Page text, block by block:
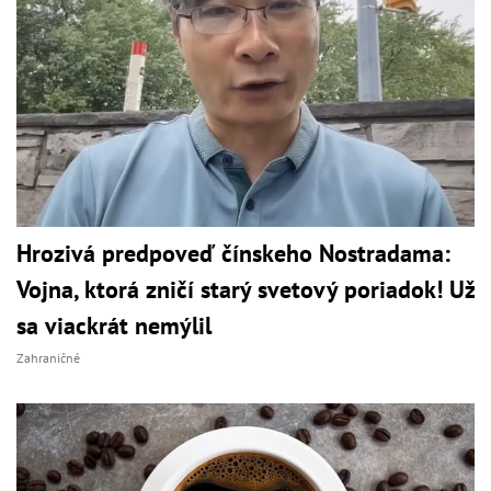
Hrozivá predpoveď čínskeho Nostradama:
Vojna, ktorá zničí starý svetový poriadok! Už
sa viackrát nemýlil
Zahraničné